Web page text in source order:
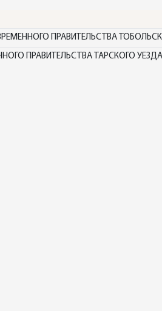
ПРАВИТЕЛЬСТВА
ПРАВИТЕЛЬСТВА ТАРСКОГО